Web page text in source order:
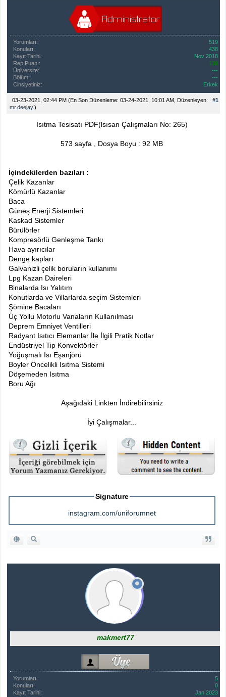
Yorumları:
519
Konuları:
438
Kayıt Tarihi:
Nov 2018
Rep Puanı:
139
Üniversite:
---
Bölüm:
---
Cinsiyetiniz:
Erkek
#1
03-23-2021, 02:44 PM (En Son Düzenleme: 03-24-2021, 10:01 AM, Düzenleyen:
mr.deejay.)
Isıtma Tesisatı PDF(lsısan Çalışmaları No: 265)
573 sayfa , Dosya Boyu : 92 MB
İçindekilerden bazıları :
Çelik Kazanlar
Kömürlü Kazanlar
Baca
Güneş Enerji Sistemleri
Kaskad Sistemler
Bürülörler
Kompresörlü Genleşme Tankı
Hava ayırıcılar
Denge kapları
Galvanizli çelik boruların kullanımı
Lpg Kazan Daireleri
Binalarda Isı Yalıtım
Konutlarda ve Villarlarda seçim Sistemleri
Şömine Bacaları
Üç Yollu Motorlu Vanaların Kullanılması
Deprem Emniyet Ventilleri
Radyant Isıtıcı Elemanlar İle İlgili Pratik Notlar
Endüstriyel Tip Konvektörler
Yoğuşmalı Isı Eşanjörü
Boyler Öncelikli Isıtma Sistemi
Döşemeden Isıtma
Boru Ağı
Aşağıdaki Linkten İndirebilirsiniz
İyi Çalışmalar...
Signature
instagram.com/uniforumnet
makmert77
Yorumları:
5
Konuları:
0
Kayıt Tarihi:
Jan 2023